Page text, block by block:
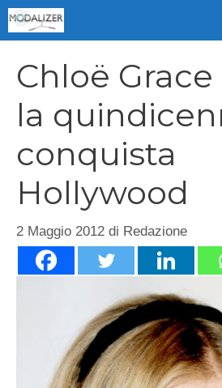
Vai
al
Chloë
la
conquista
Hollywood
2 Maggio 2012 di Redazione